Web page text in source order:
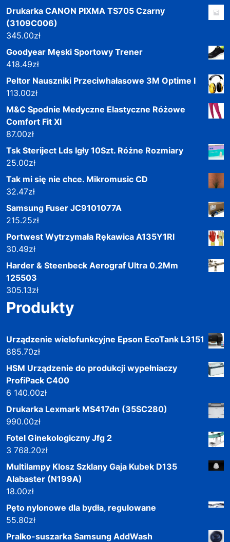
Drukarka CANON PIXMA TS705 Czarny
(3109C006)
345.00zł
Goodyear Męski Sportowy Trener
418.49zł
Peltor Nauszniki Przeciwhałasowe 3M Optime I
113.00zł
M&C Spodnie Medyczne Elastyczne Różowe
Comfort Fit Xl
87.00zł
Tsk Steriject Lds Igły 10Szt. Różne Rozmiary
25.00zł
Tak mi się nie chce. Mikromusic CD
32.47zł
Samsung Fuser JC9101077A
215.25zł
Portwest Wytrzymała Rękawica A135Y1Rl
30.49zł
Harder & Steenbeck Aerograf Ultra 0.2Mm
125503
305.13zł
Produkty
Urządzenie wielofunkcyjne Epson EcoTank L3151
885.70zł
HSM Urządzenie do produkcji wypełniaczy
ProfiPack C400
6 140.00zł
Drukarka Lexmark MS417dn (35SC280)
990.00zł
Fotel Ginekologiczny Jfg 2
3 768.20zł
Multilampy Klosz Szklany Gaja Kubek D135
Alabaster (N199A)
18.00zł
Pęto nylonowe dla bydła, regulowane
55.80zł
Pralko-suszarka Samsung AddWash